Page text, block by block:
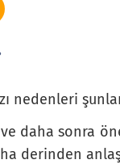
nedenleri
daha sonra
derinden